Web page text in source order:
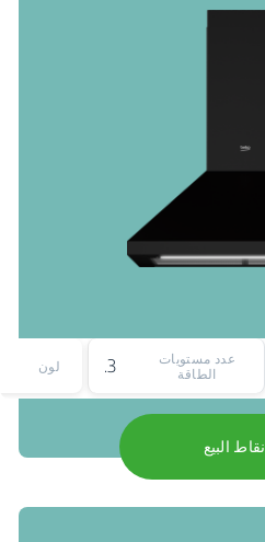
عدد مستويات
الطاقة
3 لون
نقاط البيع